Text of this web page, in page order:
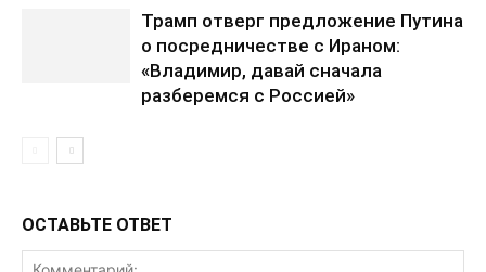
Трамп отверг предложение Путина
о посредничестве с Ираном:
«Владимир, давай сначала
разберемся с Россией»
ОСТАВЬТЕ ОТВЕТ